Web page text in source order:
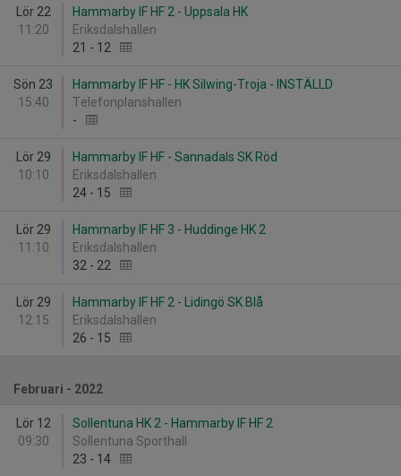
Lör 22
11:20
Hammarby IF HF 2 - Uppsala HK
Eriksdalshallen
21 - 12
Sön 23
15:40
Hammarby IF HF - HK Silwing-Troja - INSTÄLLD
Telefonplanshallen
-
Lör 29
10:10
Hammarby IF HF - Sannadals SK Röd
Eriksdalshallen
24 - 15
Lör 29
11:10
Hammarby IF HF 3 - Huddinge HK 2
Eriksdalshallen
32 - 22
Lör 29
12:15
Hammarby IF HF 2 - Lidingö SK Blå
Eriksdalshallen
26 - 15
Februari - 2022
Lör 12
09:30
Sollentuna HK 2 - Hammarby IF HF 2
Sollentuna Sporthall
23 - 14